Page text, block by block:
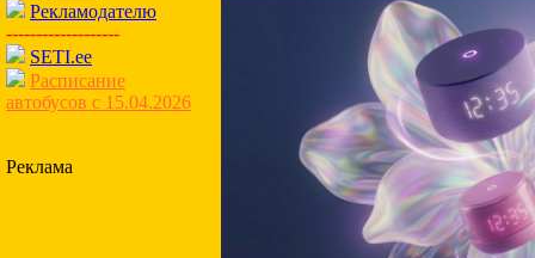
Рекламодателю
-------------------
SETI.ee
Расписание
автобусов с 15.04.2026
Реклама